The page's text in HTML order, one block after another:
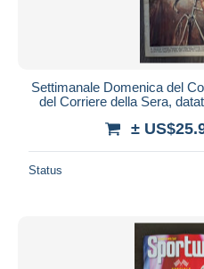
Settimanale Domenica del
del Corriere della Sera,
±
Status